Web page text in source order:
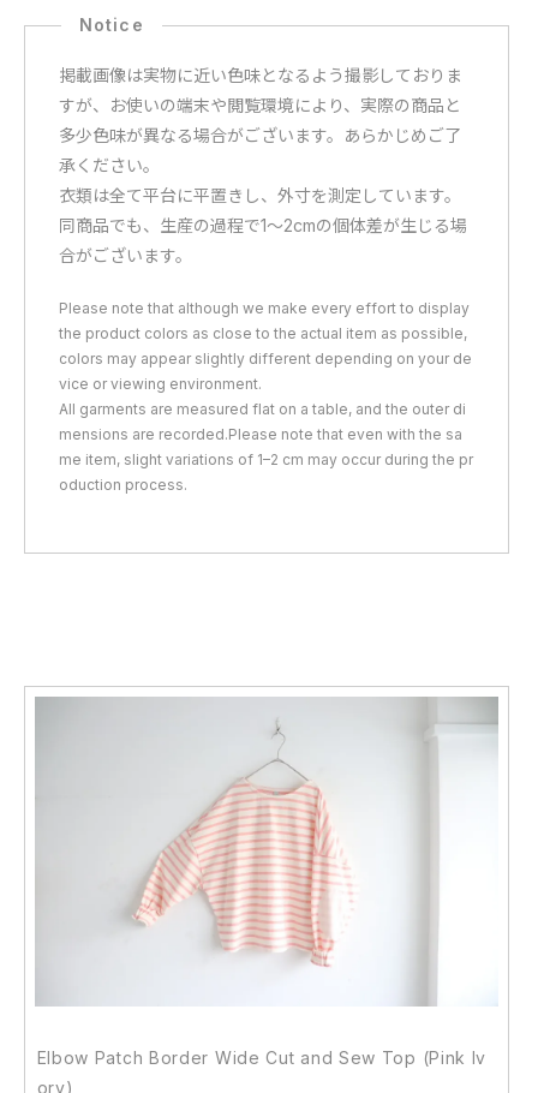
掲載画像は実物に近い色味となるよう撮影しておりま
すが、お使いの端末や閲覧環境により、実際の商品と
多少色味が異なる場合がございます。あらかじめご了
承ください。
衣類は全て平台に平置きし、外寸を測定しています。
同商品でも、生産の過程で1〜2cmの個体差が生じる場
合がございます。
Please note that although we make every effort to display
the product colors as close to the actual item as possible,
colors may appear slightly different depending on your de
vice or viewing environment.
All garments are measured flat on a table, and the outer di
mensions are recorded.Please note that even with the sa
me item, slight variations of 1–2 cm may occur during the pr
oduction process.
Elbow Patch Border Wide Cut and Sew Top (Pink Iv
ory)